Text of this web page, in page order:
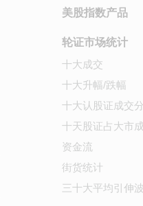
美股指数产品
轮证市场统计
十大成交
十大升幅/跌幅
十大认股证成交
十天股证占大市
资金流
街货统计
三十大平均引伸